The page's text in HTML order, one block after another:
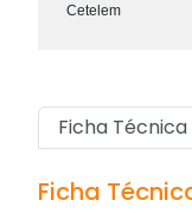
Cetelem
Ficha Técnica
Ficha